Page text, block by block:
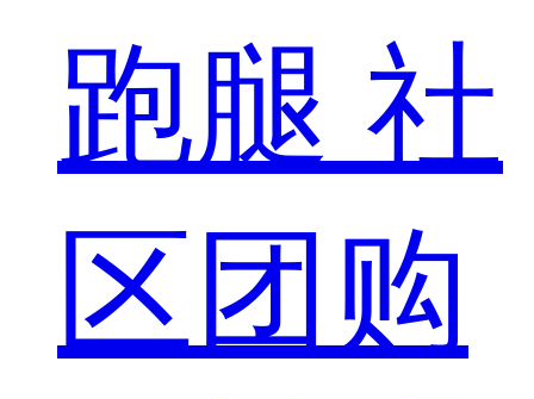
跑腿 社
区团购